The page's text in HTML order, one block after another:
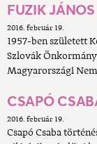
FUZIK JÁNOS
2016. február 19.
1957-ben született
Szlovák
Magyarországi
CSAPÓ
2016. február 19.
Csapó Csaba